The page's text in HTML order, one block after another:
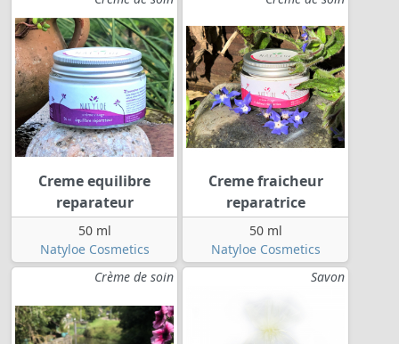
Creme equilibre
reparateur
50 ml
Natyloe Cosmetics
Creme fraicheur
reparatrice
50 ml
Natyloe Cosmetics
Crème de soin
Savon